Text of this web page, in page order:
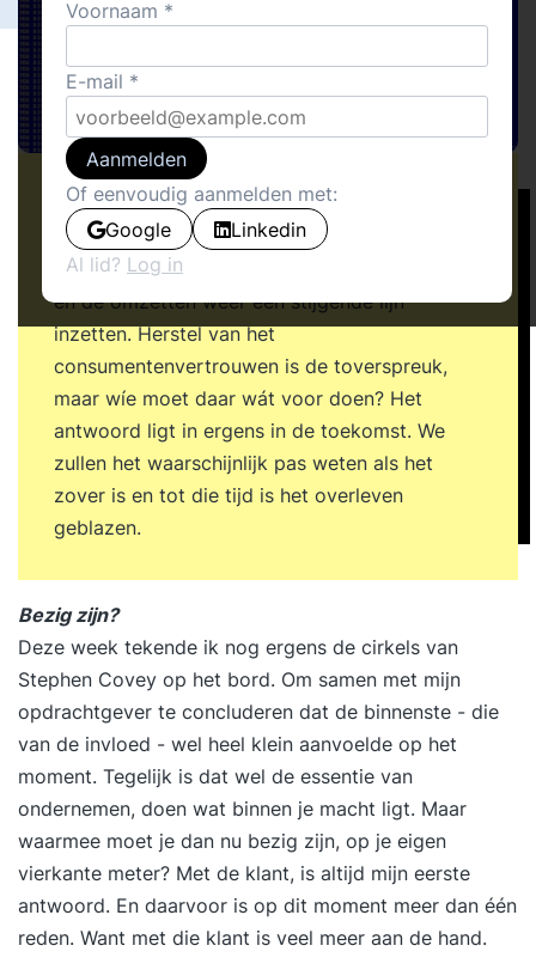
Het is een taaie tijd voor veel organisaties.
Iedereen beseft, dat er iets groots moet
veranderen, voordat markten weer aantrekken
en de omzetten weer een stijgende lijn
inzetten. Herstel van het
consumentenvertrouwen is de toverspreuk,
maar wíe moet daar wát voor doen? Het
antwoord ligt in ergens in de toekomst. We
zullen het waarschijnlijk pas weten als het
zover is en tot die tijd is het overleven
geblazen.
Bezig zijn?
Deze week tekende ik nog ergens de cirkels van
Stephen Covey op het bord. Om samen met mijn
opdrachtgever te concluderen dat de binnenste - die
van de invloed - wel heel klein aanvoelde op het
moment. Tegelijk is dat wel de essentie van
ondernemen, doen wat binnen je macht ligt. Maar
waarmee moet je dan nu bezig zijn, op je eigen
vierkante meter? Met de klant, is altijd mijn eerste
antwoord. En daarvoor is op dit moment meer dan één
reden. Want met die klant is veel meer aan de hand.
Voornaam
E-mail
Aanmelden
Of eenvoudig aanmelden met:
Google
Linkedin
Al lid? Log in